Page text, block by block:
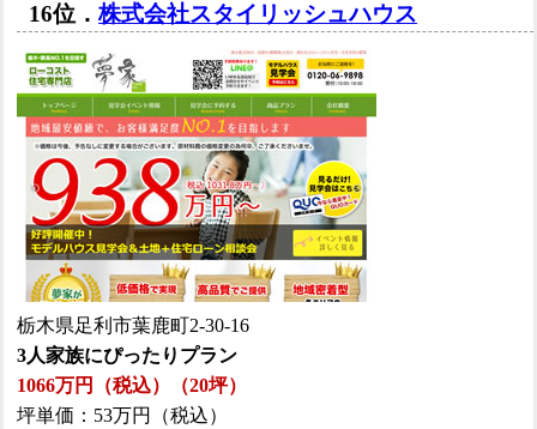
16位．株式会社スタイリッシュハウス
栃木県足利市葉鹿町2-30-16
3人家族にぴったりプラン
1066万円（税込）（20坪）
坪単価：53万円（税込）